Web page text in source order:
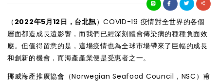
（ 2022年5月12日，台北訊）COVID-19 疫情對全世界的各個
層面都造成長遠影響，而我們已經深刻體會傳染病的種種負面效
應。但值得留意的是，這場疫情也為全球市場帶來了巨幅的成長
和創新的機會，而海產產業便是受惠者之一。
挪威海產推廣協會（Norwegian Seafood Council，NSC）甫